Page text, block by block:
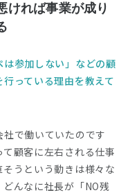
ければ事業が成り
は参加しない」などの顧
っている理由を教えて
社で働いていたのです
顧客に左右される仕事
うという動きは様々な
んなに社長が「NO残